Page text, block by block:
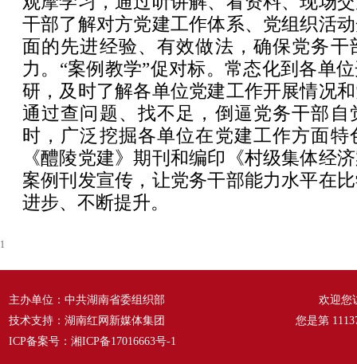
干部了解对方党建工作体系、党组织活
面的先进经验、有效做法，确保党务干
力。“案例教学”促对标。常态化到各单
研，及时了解各单位党建工作开展情况
通过查问题、找不足，倒逼党务干部自
时，广泛挖掘各单位在党建工作方面特
《醴陵党建》期刊和编印《村级集体经
案例刊发宣传，让党务干部能力水平在
进步、不断提升。
1
主办单位：中共湖南省委组织部
技术支持：湖南红网新媒体集团
ICP备案号： 湘ICP备17016663号-1
欢迎您
您是第